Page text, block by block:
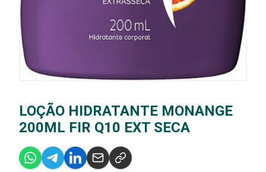
LOÇÃO HIDRATANTE MONANGE
200ML FIR Q10 EXT SECA